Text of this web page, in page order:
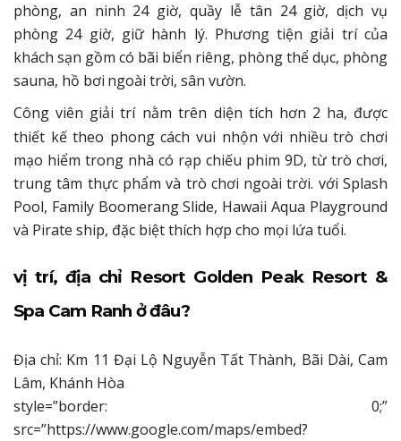
phòng, an ninh 24 giờ, quầy lễ tân 24 giờ, dịch vụ
phòng 24 giờ, giữ hành lý. Phương tiện giải trí của
khách sạn gồm có bãi biển riêng, phòng thể dục, phòng
sauna, hồ bơi ngoài trời, sân vườn.
Công viên giải trí nằm trên diện tích hơn 2 ha, được
thiết kế theo phong cách vui nhộn với nhiều trò chơi
mạo hiểm trong nhà có rạp chiếu phim 9D, từ trò chơi,
trung tâm thực phẩm và trò chơi ngoài trời. với Splash
Pool, Family Boomerang Slide, Hawaii Aqua Playground
và Pirate ship, đặc biệt thích hợp cho mọi lứa tuổi.
vị trí, địa chỉ Resort Golden Peak Resort &
Spa Cam Ranh ở đâu?
Địa chỉ: Km 11 Đại Lộ Nguyễn Tất Thành, Bãi Dài, Cam
Lâm, Khánh Hòa
style=”border: 0;”
src=”https://www.google.com/maps/embed?